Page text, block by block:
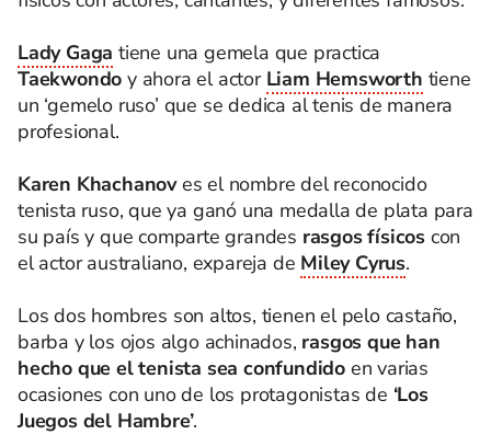
Lady Gaga tiene una gemela que practica
Taekwondo y ahora el actor Liam Hemsworth tiene
un ‘gemelo ruso’ que se dedica al tenis de manera
profesional.
Karen Khachanoves el nombre del reconocido
tenista ruso, que ya ganó una medalla de plata para
su país y que comparte grandes rasgos físicos con
el actor australiano, expareja de Miley Cyrus.
Los dos hombres son altos, tienen el pelo castaño,
barba y los ojos algo achinados, rasgos que han
hecho que el tenista sea confundido en varias
ocasiones con uno de los protagonistas de ‘Los
Juegos del Hambre’.